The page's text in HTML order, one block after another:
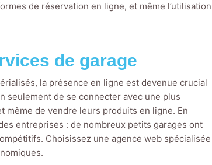
de réservation en ligne, et même l’utilisation
de garage
la présence en ligne est devenue crucial
seulement de se connecter avec une plus
même de vendre leurs produits en ligne. En
entreprises : de nombreux petits garages ont
Choisissez une agence web spécialisée